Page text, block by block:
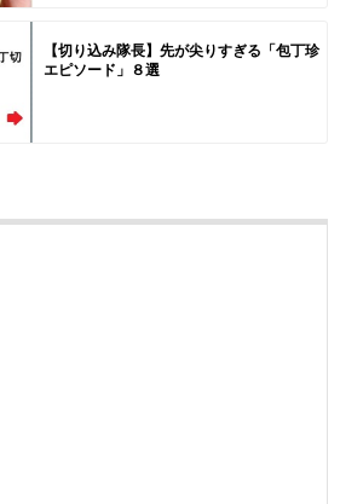
【切り込み隊長】先が尖りすぎる「包丁珍
エピソード」８選